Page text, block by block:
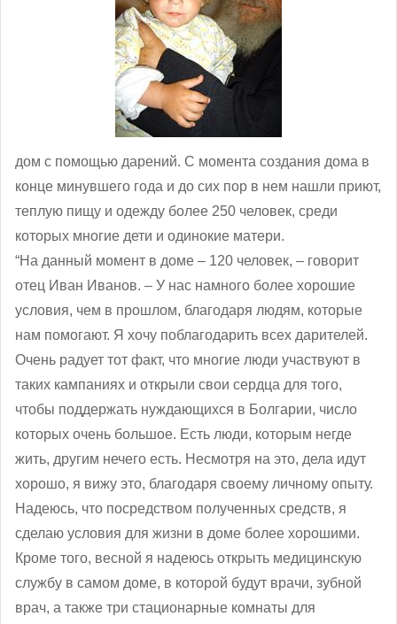
дом с помощью дарений. С момента создания дома в
конце минувшего года и до сих пор в нем нашли приют,
теплую пищу и одежду более 250 человек, среди
которых многие дети и одинокие матери.
“На данный момент в доме – 120 человек, ‒ говорит
отец Иван Иванов. – У нас намного более хорошие
условия, чем в прошлом, благодаря людям, которые
нам помогают. Я хочу поблагодарить всех дарителей.
Очень радует тот факт, что многие люди участвуют в
таких кампаниях и открыли свои сердца для того,
чтобы поддержать нуждающихся в Болгарии, число
которых очень большое. Есть люди, которым негде
жить, другим нечего есть. Несмотря на это, дела идут
хорошо, я вижу это, благодаря своему личному опыту.
Надеюсь, что посредством полученных средств, я
сделаю условия для жизни в доме более хорошими.
Кроме того, весной я надеюсь открыть медицинскую
службу в самом доме, в которой будут врачи, зубной
врач, а также три стационарные комнаты для